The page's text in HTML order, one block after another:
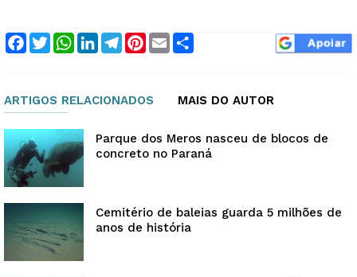
Facebook
TwitterWhatsApp
LinkedInTelegram
Pinterest
Email
ARTIGOS RELACIONADOS MAIS DO AUTOR
Parque dos Meros nasceu de blocos de
concreto no Paraná
Cemitério de baleias guarda 5 milhões de
anos de história